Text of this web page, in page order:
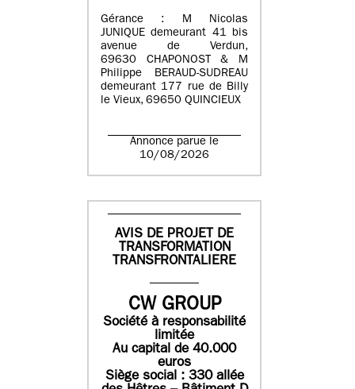
Gérance : M Nicolas
JUNIQUE demeurant 41 bis
avenue de Verdun,
69630 CHAPONOST & M
Philippe BERAUD-SUDREAU
demeurant 177 rue de Billy
le Vieux, 69650 QUINCIEUX
Annonce parue le
10/08/2026
AVIS DE PROJET DE
TRANSFORMATION
TRANSFRONTALIERE
CW GROUP
Société à responsabilité
limitée
Au capital de 40.000
euros
Siège social : 330 allée